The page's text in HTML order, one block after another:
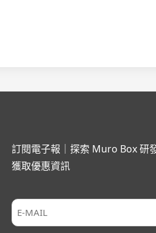
訂閱電子報｜探索 Muro Box 研
獲取優惠資訊